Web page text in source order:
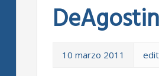
10 marzo 2011